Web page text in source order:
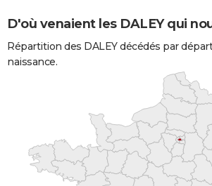
D'où venaient les DALEY qui
Répartition des DALEY décédés par
naissance.